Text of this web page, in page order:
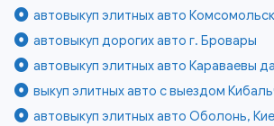
автовыкуп элитных авто
автовыкуп дорогих авто г. Бровары
автовыкуп элитных авто Караваевы
выкуп элитных авто с выездом
автовыкуп элитных авто Оболонь,